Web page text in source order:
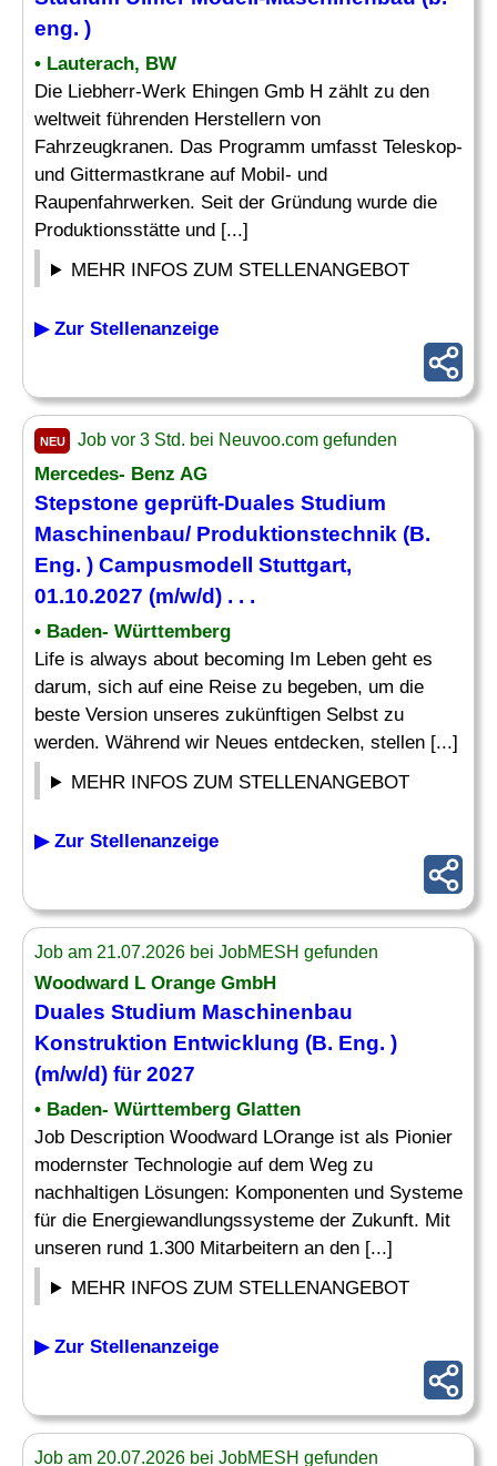
eng. )
• Lauterach, BW
Die Liebherr-Werk Ehingen Gmb H zählt zu den
weltweit führenden Herstellern von
Fahrzeugkranen. Das Programm umfasst Teleskop-
und Gittermastkrane auf Mobil- und
Raupenfahrwerken. Seit der Gründung wurde die
Produktionsstätte und [...]
MEHR INFOS ZUM STELLENANGEBOT
▶ Zur Stellenanzeige
NEU Job vor 3 Std. bei Neuvoo.com gefunden
Mercedes- Benz AG
Stepstone geprüft-Duales Studium
Maschinenbau/ Produktionstechnik (B.
Eng. ) Campusmodell Stuttgart,
01.10.2027 (m/w/d) . . .
• Baden- Württemberg
Life is always about becoming Im Leben geht es
darum, sich auf eine Reise zu begeben, um die
beste Version unseres zukünftigen Selbst zu
werden. Während wir Neues entdecken, stellen [...]
MEHR INFOS ZUM STELLENANGEBOT
▶ Zur Stellenanzeige
Job am 21.07.2026 bei JobMESH gefunden
Woodward L Orange GmbH
Duales Studium Maschinenbau
Konstruktion Entwicklung (B. Eng. )
(m/w/d) für 2027
• Baden- Württemberg Glatten
Job Description Woodward LOrange ist als Pionier
modernster Technologie auf dem Weg zu
nachhaltigen Lösungen: Komponenten und Systeme
für die Energiewandlungssysteme der Zukunft. Mit
unseren rund 1.300 Mitarbeitern an den [...]
MEHR INFOS ZUM STELLENANGEBOT
▶ Zur Stellenanzeige
Job am 20.07.2026 bei JobMESH gefunden